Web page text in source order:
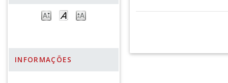
INFORMAÇÕES